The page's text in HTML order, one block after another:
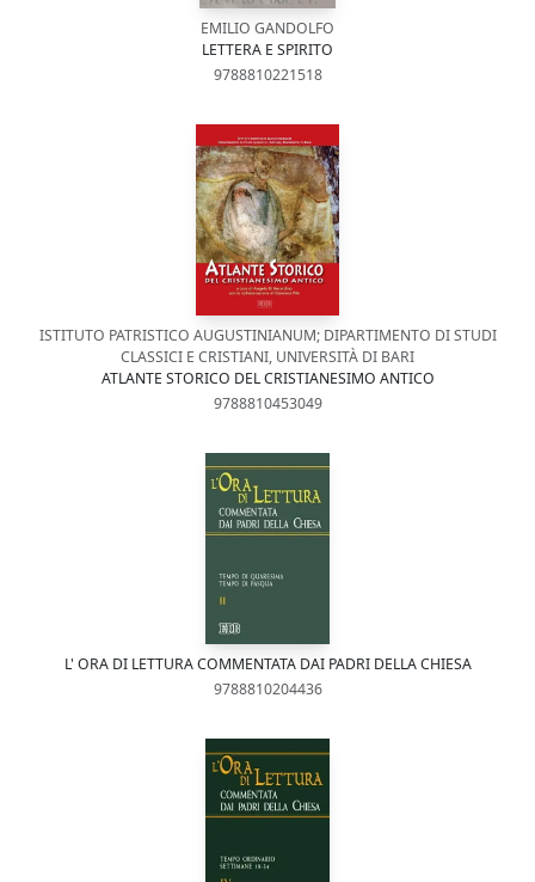
EMILIO GANDOLFO
LETTERA E SPIRITO
9788810221518
ISTITUTO PATRISTICO AUGUSTINIANUM; DIPARTIMENTO DI STUDI
CLASSICI E CRISTIANI, UNIVERSITÀ DI BARI
ATLANTE STORICO DEL CRISTIANESIMO ANTICO
9788810453049
L' ORA DI LETTURA COMMENTATA DAI PADRI DELLA CHIESA
9788810204436